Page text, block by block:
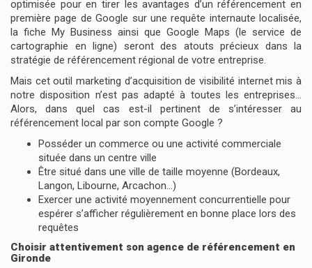
optimisée pour en tirer les avantages d’un référencement en
première page de Google sur une requête internaute localisée,
la fiche My Business ainsi que Google Maps (le service de
cartographie en ligne) seront des atouts précieux dans la
stratégie de référencement régional de votre entreprise.
Mais cet outil marketing d’acquisition de visibilité internet mis à
notre disposition n’est pas adapté à toutes les entreprises…
Alors, dans quel cas est-il pertinent de s’intéresser au
référencement local par son compte Google ?
Posséder un commerce ou une activité commerciale
située dans un centre ville
Être situé dans une ville de taille moyenne (Bordeaux,
Langon, Libourne, Arcachon…)
Exercer une activité moyennement concurrentielle pour
espérer s’afficher régulièrement en bonne place lors des
requêtes
Choisir attentivement son agence de référencement en
Gironde